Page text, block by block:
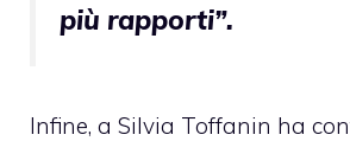
più rapporti”.
Infine, a Silvia Toffanin ha